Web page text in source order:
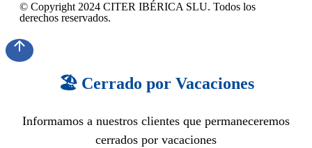
© Copyright 2024 CITER IBÉRICA SLU. Todos los
derechos reservados.
🏖️ Cerrado por Vacaciones
Informamos a nuestros clientes que permaneceremos
cerrados por vacaciones